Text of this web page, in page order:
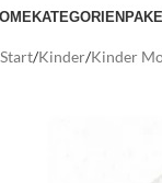
KATEGORIEN
Start/Kinder/Kinder